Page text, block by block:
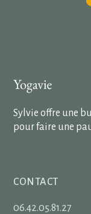
Sylvie offre une
pour faire une
CONTACT
06.42.05.81.27